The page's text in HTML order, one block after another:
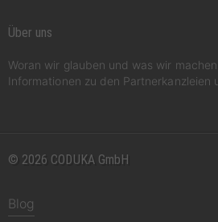
Über uns
Woran wir glauben und was wir
Informationen zu den Partnerkanzleien
© 2026 CODUKA GmbH
Blog